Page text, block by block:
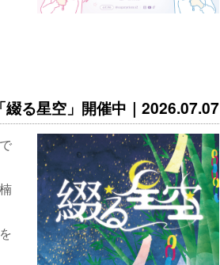
綴る星空」開催中｜2026.07.07
で